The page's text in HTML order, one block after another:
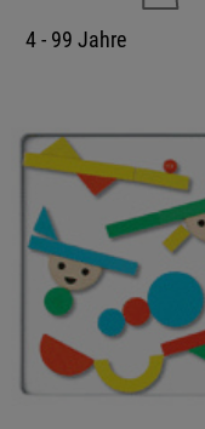
4 - 99 Jahre